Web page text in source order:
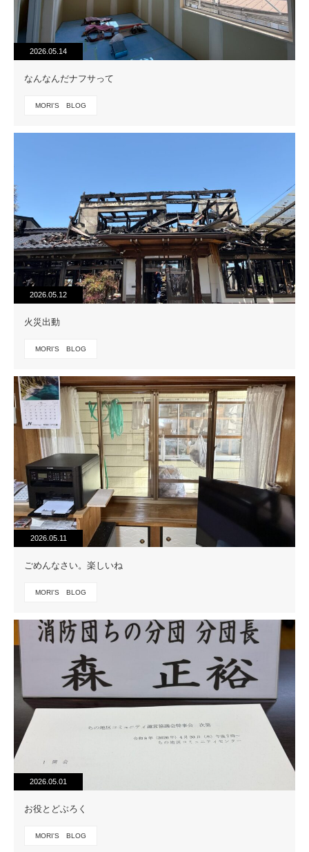
2026.05.14
なんなんだナフサって
MORI'S BLOG
2026.05.12
火災出動
MORI'S BLOG
2026.05.11
ごめんなさい。楽しいね
MORI'S BLOG
2026.05.01
お役とどぶろく
MORI'S BLOG